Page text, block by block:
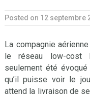
Posted on 12 septembre
La compagnie
le réseau low-cost
seulement été
qu’il puisse voir le
attend la livraison de